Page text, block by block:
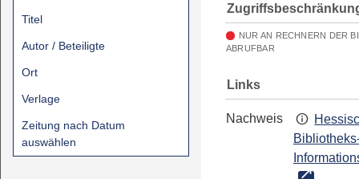
Titel
Autor / Beteiligte
Ort
Verlage
Zeitung nach Datum
auswählen
NUR AN RECHNERN DER
ABRUFBAR
Links
Nachweis